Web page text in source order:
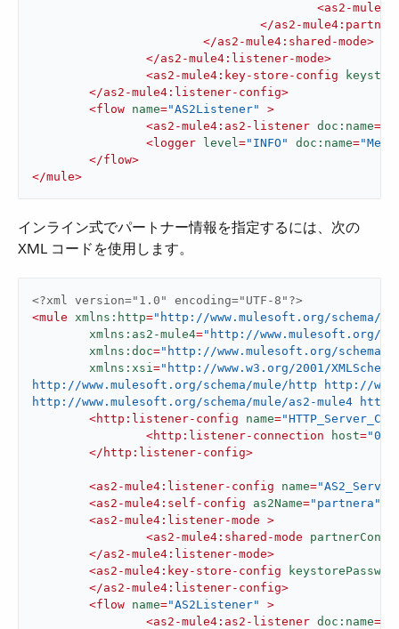
<as2-
</as2-
</as2-mule4:shared-mode>
</as2-mule4:listener-mode>
<as2-mule4:key-store-config
</as2-mule4:listener-config>
<flow name="AS2Listener"
>
<as2-mule4:as2-listener doc:name=
<logger level="INFO" doc:name=
</flow>
</mule>
インライン式でパートナー情報を指定するには、次の
XML コードを使用します。
<?xml version="1.0" encoding="UTF-8"?>
<mule xmlns:http="http://www.mulesoft.org/schema/
xmlns:as2-mule4="http://www.mulesoft.org/
xmlns:doc="http://www.mulesoft.org/schema/
xmlns:xsi="http://www.w3.org/2001/
http://www.mulesoft.org/schema/mule/http http://
http://www.mulesoft.org/schema/mule/as2-mule4
<http:listener-config name=
<http:listener-connection host=
</ http:listener-config>
<as2-mule4:listener-config name=
<as2-mule4:self-config as2Name="partnera"
<as2-mule4:listener-mode >
<as2-mule4:shared-mode
</as2-mule4:listener-mode>
<as2-mule4:key-store-config
</as2-mule4:listener-config>
<flow name="AS2Listener"
>
<as2-mule4:as2-listener doc:name=